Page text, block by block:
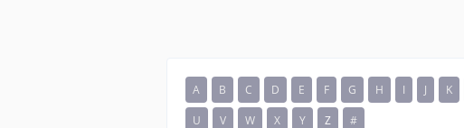
A B C D E F G H I J K
U
V W X Y Z #